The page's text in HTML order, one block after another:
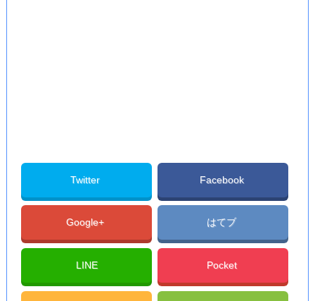
Twitter Facebook
Google+ はてブ
LINE Pocket